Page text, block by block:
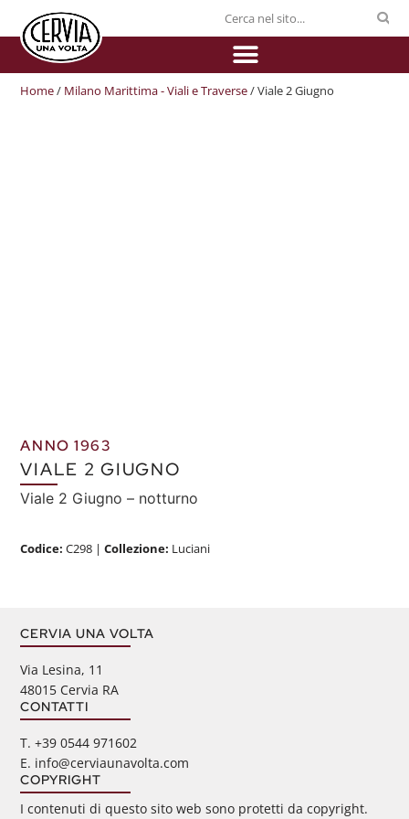
Home/ Milano Marittima - Viali e Traverse/ Viale 2 Giugno
ANNO 1963
VIALE 2 GIUGNO
Viale 2 Giugno – notturno
Codice:C298 |Collezione: Luciani
CERVIA UNA VOLTA
Via Lesina, 11
48015 Cervia RA
CONTATTI
‭T. +39 0544 971602
E. info@cerviaunavolta.com
COPYRIGHT
I contenuti di questo sito web sono protetti da copyright.